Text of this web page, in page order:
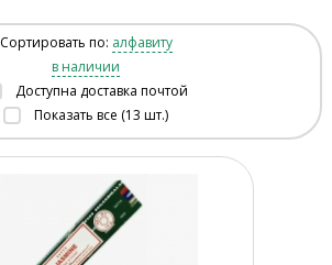
Сортировать по: алфавиту
в наличии
Доступна доставка почтой
Показать все (13 шт.)